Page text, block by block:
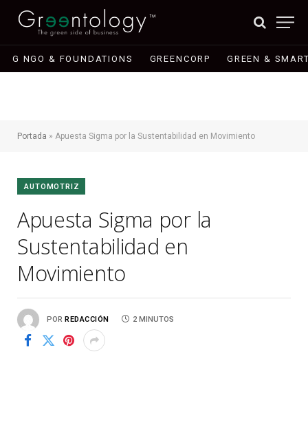
G NGO & FOUNDATIONS GREENCORP GREEN &
Portada » Apuesta Sigma por la Sustentabilidad en Movimiento
AUTOMOTRIZ
Apuesta Sigma por la
Sustentabilidad en
Movimiento
POR REDACCIÓN 2 MINUTOS